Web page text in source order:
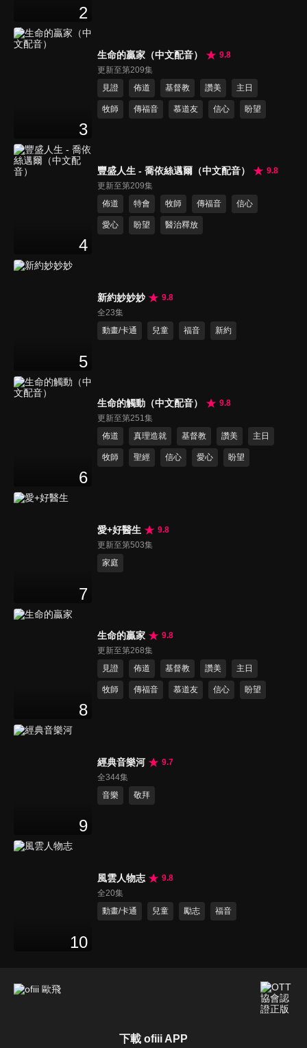
2
3
生命的贏家（中文配音）
9.8
更新至第209集
見證
佈道 基督教 讚美 主日
牧師 傳福音 慕道友 信心 盼望
4
豐盛人生 - 喬依絲邁爾（中文配音）
9.8
更新至第209集
佈道
特會 牧師 傳福音 信心
愛心 盼望 醫治釋放
5
新約妙妙妙
9.8
全23集
動畫/卡通
兒童 福音 新約
6
生命的觸動（中文配音）
9.8
更新至第251集
佈道
真理造就 基督教 讚美 主日
牧師 聖經 信心 愛心 盼望
7
愛+好醫生
9.8
更新至第503集
家庭
8
生命的贏家
9.8
更新至第268集
見證
佈道 基督教 讚美 主日
牧師 傳福音 慕道友 信心 盼望
9
經典音樂河
9.7
全344集
音樂
敬拜
10
風雲人物志
9.8
全20集
動畫/卡通
兒童 勵志 福音
下載 ofiii APP